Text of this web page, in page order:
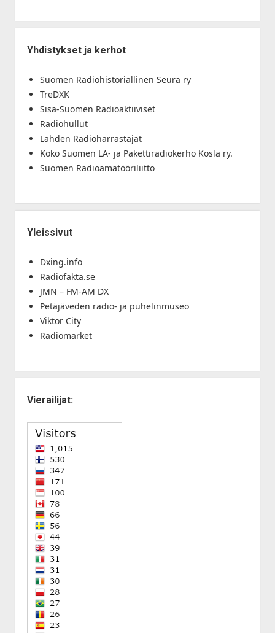
Yhdistykset ja kerhot
Suomen Radiohistoriallinen Seura ry
TreDXK
Sisä-Suomen Radioaktiiviset
Radiohullut
Lahden Radioharrastajat
Koko Suomen LA- ja Pakettiradiokerho Kosla ry.
Suomen Radioamatööriliitto
Yleissivut
Dxing.info
Radiofakta.se
JMN – FM-AM DX
Petäjäveden radio- ja puhelinmuseo
Viktor City
Radiomarket
Vierailijat: